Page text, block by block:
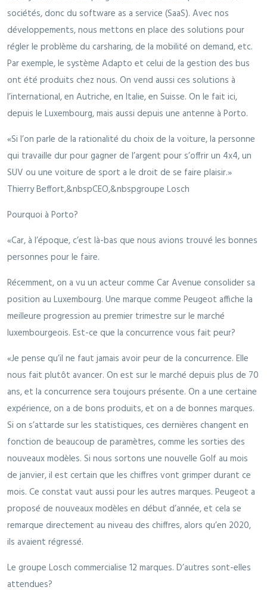
sociétés, donc du software as a service (SaaS). Avec nos
développements, nous mettons en place des solutions pour
régler le problème du carsharing, de la mobilité on demand, etc.
Par exemple, le système Adapto et celui de la gestion des bus
ont été produits chez nous. On vend aussi ces solutions à
l’international, en Autriche, en Italie, en Suisse. On le fait ici,
depuis le Luxembourg, mais aussi depuis une antenne à Porto.
Si l’on parle de la rationalité du choix de la voiture, la personne
qui travaille dur pour gagner de l’argent pour s’offrir un 4x4, un
SUV ou une voiture de sport a le droit de se faire plaisir.
Thierry Beffort,&nbspCEO,&nbspgroupe Losch
Pourquoi à Porto?
«Car, à l’époque, c’est là-bas que nous avions trouvé les bonnes
personnes pour le faire.
Récemment, on a vu un acteur comme Car Avenue consolider sa
position au Luxembourg. Une marque comme Peugeot affiche la
meilleure progression au premier trimestre sur le marché
luxembourgeois. Est-ce que la concurrence vous fait peur?
«Je pense qu’il ne faut jamais avoir peur de la concurrence. Elle
nous fait plutôt avancer. On est sur le marché depuis plus de 70
ans, et la concurrence sera toujours présente. On a une certaine
expérience, on a de bons produits, et on a de bonnes marques.
Si on s’attarde sur les statistiques, ces dernières changent en
fonction de beaucoup de paramètres, comme les sorties des
nouveaux modèles. Si nous sortons une nouvelle Golf au mois
de janvier, il est certain que les chiffres vont grimper durant ce
mois. Ce constat vaut aussi pour les autres marques. Peugeot a
proposé de nouveaux modèles en début d’année, et cela se
remarque directement au niveau des chiffres, alors qu’en 2020,
ils avaient régressé.
Le groupe Losch commercialise 12 marques. D’autres sont-elles
attendues?